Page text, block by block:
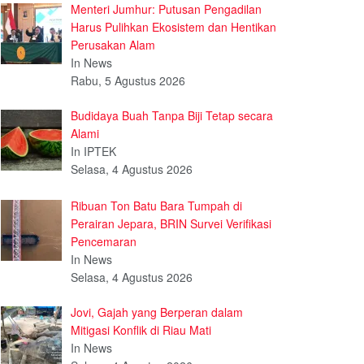
Menteri Jumhur: Putusan Pengadilan
Harus Pulihkan Ekosistem dan Hentikan
Perusakan Alam
In News
Rabu, 5 Agustus 2026
Budidaya Buah Tanpa Biji Tetap secara
Alami
In IPTEK
Selasa, 4 Agustus 2026
Ribuan Ton Batu Bara Tumpah di
Perairan Jepara, BRIN Survei Verifikasi
Pencemaran
In News
Selasa, 4 Agustus 2026
Jovi, Gajah yang Berperan dalam
Mitigasi Konflik di Riau Mati
In News